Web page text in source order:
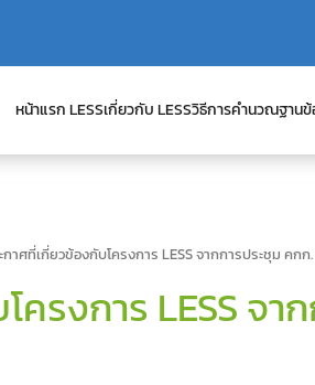
หน้าแรก LESSเกี่ยวกับ LESSวิธีการคำนวณฐาน
กาศที่เกี่ยวข้องกับโครงการ LESS จากการประชุม คก
ครงการ LESS จ